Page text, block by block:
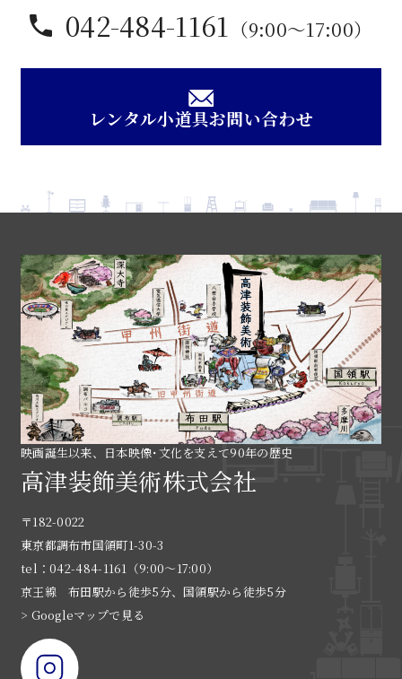
042-484-1161 （9:00〜17:00）
レンタル小道具お問い合わせ
映画誕生以来、日本映像･文化を支えて90年の歴史
高津装飾美術株式会社
〒182-0022
東京都調布市国領町1-30-3
tel：042-484-1161（9:00〜17:00）
京王線 布田駅から徒歩5分、国領駅から徒歩5分
> Googleマップで見る